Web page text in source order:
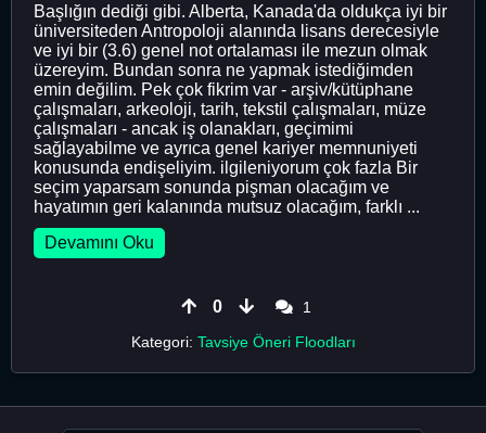
Başlığın dediği gibi. Alberta, Kanada'da oldukça iyi bir
üniversiteden Antropoloji alanında lisans derecesiyle
ve iyi bir (3.6) genel not ortalaması ile mezun olmak
üzereyim. Bundan sonra ne yapmak istediğimden
emin değilim. Pek çok fikrim var - arşiv/kütüphane
çalışmaları, arkeoloji, tarih, tekstil çalışmaları, müze
çalışmaları - ancak iş olanakları, geçimimi
sağlayabilme ve ayrıca genel kariyer memnuniyeti
konusunda endişeliyim. ilgileniyorum çok fazla Bir
seçim yaparsam sonunda pişman olacağım ve
hayatımın geri kalanında mutsuz olacağım, farklı ...
Devamını Oku
0
1
Kategori: Tavsiye Öneri Floodları